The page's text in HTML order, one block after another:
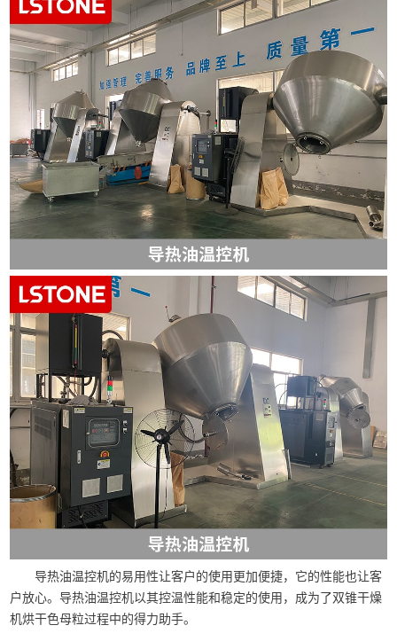
导热油温控机的易用性让客户的使用更加便捷，它的性能也让客
户放心。导热油温控机以其控温性能和稳定的使用，成为了双锥干燥
机烘干色母粒过程中的得力助手。